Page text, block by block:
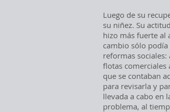
Luego de su
su niñez. Su
hizo más fuerte al
cambio sólo
reformas sociales:
flotas comerciales
que se contaban
para revisarla y
llevada a cabo en
problema, al